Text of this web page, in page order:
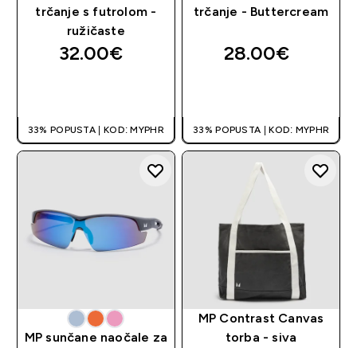
trčanje s futrolom -
ružičaste
32.00€‎
33% POPUSTA | KOD: MYPHR
trčanje - Buttercream
28.00€‎
33% POPUSTA | KOD: MYPHR
MP sunčane naočale za
MP Contrast Canvas
torba - siva